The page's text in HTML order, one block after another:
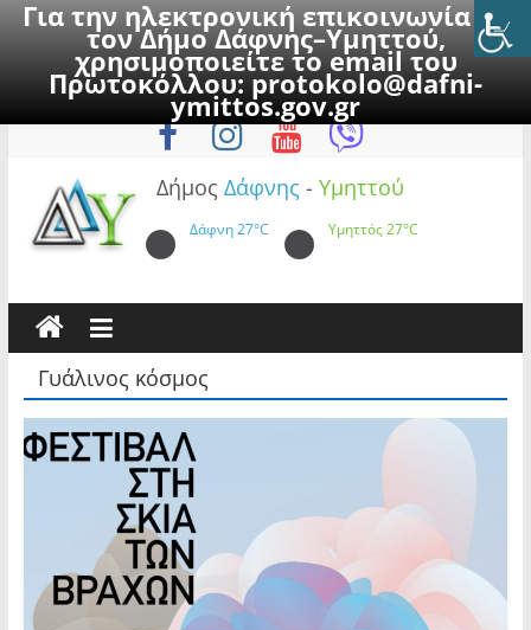
Για την ηλεκτρονική επικοινωνία με
τον Δήμο Δάφνης–Υμηττού,
χρησιμοποιείτε το email του
Πρωτοκόλλου:protokolo@dafni-
ymittos.gov.gr
to
Παρασκευή, 7 Αυγούστου 2026
Δήμος Δάφνης - Υμηττού
Δάφνη27°C Υμηττός27°C
Γυάλινος κόσμος